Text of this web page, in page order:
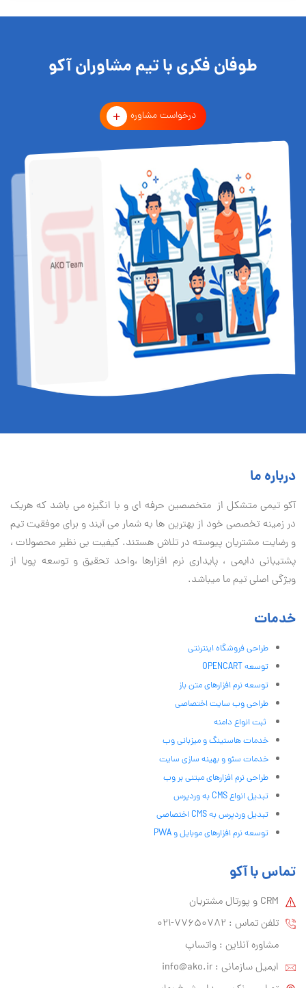
طوفان فکری با تیم مشاوران آکو
درخواست مشاوره
درباره ما
آكو تيمی متشکل از متخصصین حرفه ای و با انگیزه می باشد که هریک
در زمینه تخصصی خود از بهترین ها به شمار می آیند و برای موفقیت تيم
و رضایت مشتریان پیوسته در تلاش هستند. کیفیت بی نظير محصولات ،
پشتیبانی دايمی ، پایداری نرم افزارها ،واحد تحقیق و توسعه پویا از
ویژگی اصلی تیم ما میباشد.
خدمات
طراحی فروشگاه اینترنتی
توسعه OPENCART
توسعه نرم افزارهای متن باز
طراحی وب سایت اختصاصی
ثبت انواع دامنه
خدمات هاستینگ و میزبانی وب
خدمات سئو و بهینه سازی سایت
طراحی نرم افزارهای مبتنی بر وب
تبدیل انواع CMS به وردپرس
تبدیل وردپرس به CMS اختصاصی
توسعه نرم افزارهای موبایل و PWA
تماس با آکو
CRM و پورتال مشتریان
تلفن تماس :‌ 77650782-021
مشاوره آنلاین : واتساپ
ایمیل سازمانی :‌ info@ako.ir